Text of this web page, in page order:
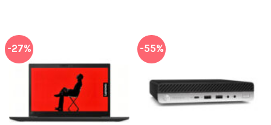
-27% -55%